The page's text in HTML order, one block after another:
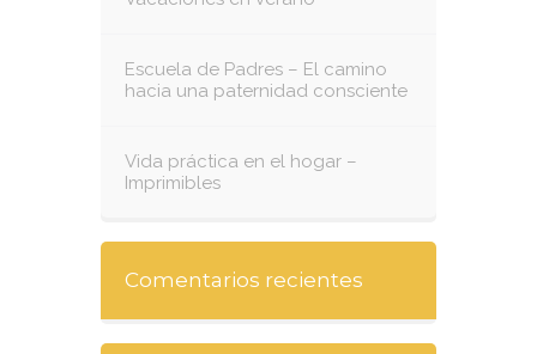
Escuela de Padres – El camino
hacia una paternidad consciente
Vida práctica en el hogar –
Imprimibles
Comentarios recientes